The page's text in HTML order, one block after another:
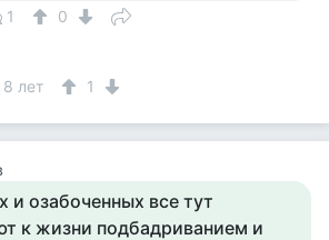
1
0
8 лет 1
и озабоченных все тут
к жизни подбадриванием и